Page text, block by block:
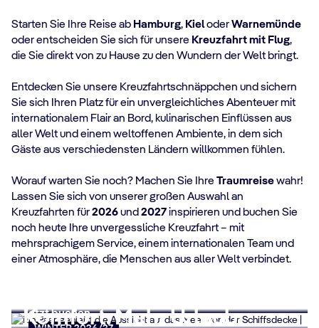
Starten Sie Ihre Reise ab Hamburg, KieloderWarnemünde
oder entscheiden Sie sich für unsere Kreuzfahrt mit Flug,
die Sie direkt von zu Hause zu den Wundern der Welt bringt.
Entdecken Sie unsere Kreuzfahrtschnäppchen und sichern
Sie sich Ihren Platz für ein unvergleichliches Abenteuer mit
internationalem Flair an Bord, kulinarischen Einflüssen aus
aller Welt und einem weltoffenen Ambiente, in dem sich
Gäste aus verschiedensten Ländern willkommen fühlen.
Worauf warten Sie noch? Machen Sie Ihre Traumreisewahr!
Lassen Sie sich von unserer großen Auswahl an
Kreuzfahrten für2026und 2027inspirieren und buchen Sie
noch heute Ihre unvergessliche Kreuzfahrt – mit
mehrsprachigem Service, einem internationalen Team und
einer Atmosphäre, die Menschen aus aller Welt verbindet.
Last Call für Ihren
Sommerurlaub
Jetzt buchen
Jetzt buchen
Komfort. Mehr Urlaub.